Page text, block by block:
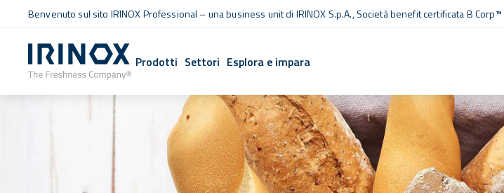
Benvenuto sul sito IRINOX Professional – una business unit di IRINOX S.p.A.,Società benefit certificata B Corp™
Prodotti Settori Esplora e impara